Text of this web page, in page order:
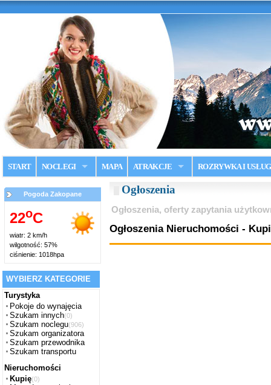
START NOCLEGI MAPA ATRAKCJE ROZRYWKA I
Pogoda Zakopane
22oC
wiatr: 2 km/h
wilgotność: 57%
ciśnienie: 1018hpa
WYBIERZ KATEGORIE
Turystyka
Pokoje do wynajęcia
Szukam innych(0)
Szukam noclegu(906)
Szukam organizatora
Szukam przewodnika
Szukam transportu
Nieruchomości
Kupię(0)
Ogłoszenia
Ogłoszenia, oferty zapytania
Ogłoszenia Nieruchomości -